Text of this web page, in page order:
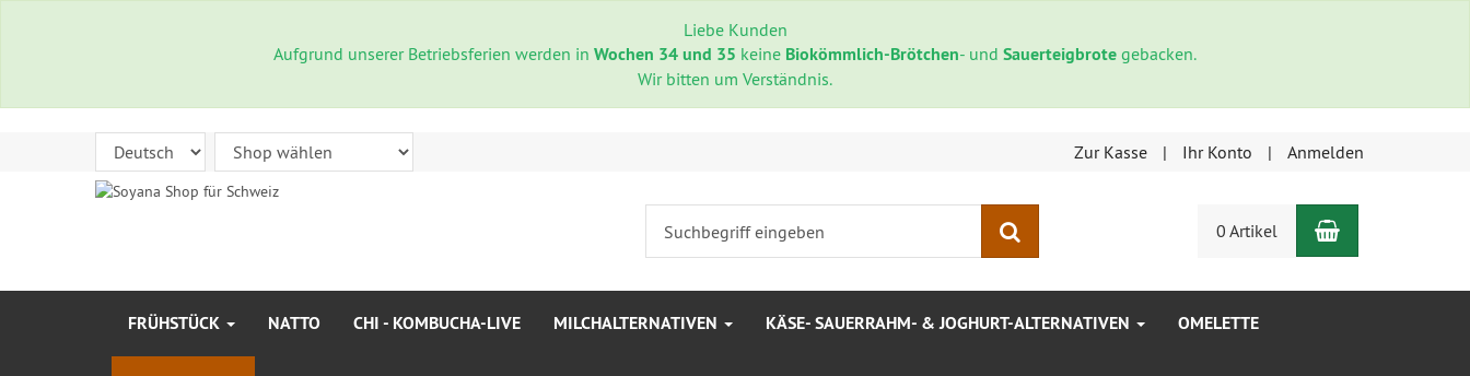
Liebe Kunden
Aufgrund unserer Betriebsferien werden in Wochen 34 und 35 keine Biokömmlich-Brötchen- und Sauerteigbrote gebacken.
Wir bitten um Verständnis.
Zur Kasse Ihr Konto Anmelden
0 Artikel Warenkorb
FRÜHSTÜCK NATTO CHI - KOMBUCHA-LIVE MILCHALTERNATIVEN KÄSE- SAUERRAHM- & JOGHURT-ALTERNATIVEN OMELETTE